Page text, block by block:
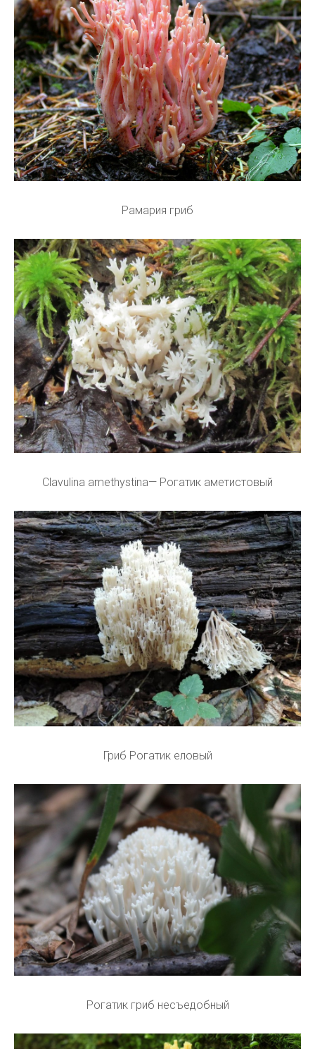
Рамария гриб
Clavulina amethystina— Рогатик аметистовый
Гриб Рогатик еловый
Рогатик гриб несъедобный